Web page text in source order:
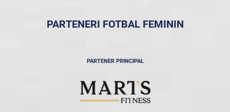
PARTENERI FOTBAL FEMININ
PARTENER PRINCIPAL